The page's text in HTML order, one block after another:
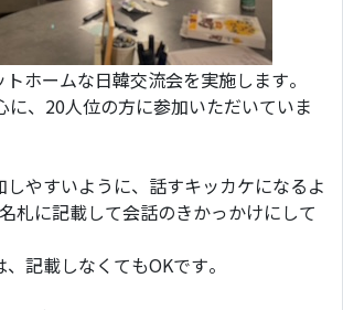
ホームな日韓交流会を実施します。
に、20人位の方に参加いただいていま
やすいように、話すキッカケになるよ
札に記載して会話のきかっかけにして
記載しなくてもOKです。